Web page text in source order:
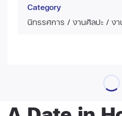
Category
นิทรรศการ / งานศิลปะ / ง